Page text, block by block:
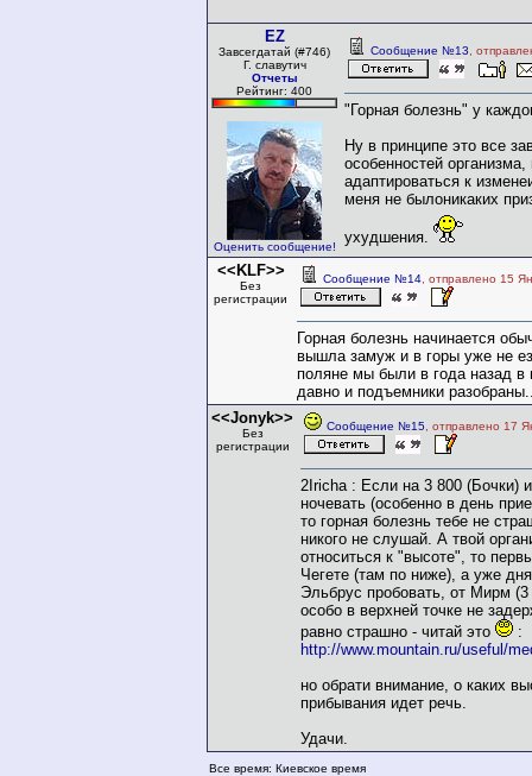
EZ
Завсегдатай (#746)
Г. славутич
Отчеты
Рейтинг: 400
Оценить сообщение!
Сообщение №13 ,
"Горная болезнь" у
Ну в принципе это все
особенностей
адаптироваться к
меня не былоникаких
ухудшения.
<<KLF>>
Без
регистрации
Сообщение №14 , отправлено 15
Горная болезнь начинается
вышла замуж и в горы уже не
поляне мы были в года назад в
давно и подъемники
<<Jonyk>>
Без
регистрации
Сообщение №15 , отправлено 17
2Iricha : Если на 3 800 (Бочки)
ночевать (особенно в день
то горная болезнь тебе не
никого не слушай. А твой
относиться к "высоте", то
Чегете (там по ниже), а уже
Эльбрус пробовать, от Мирм (3
особо в верхней точке не
равно страшно - читай это
:
http://www.mountain.ru/useful/
но обрати внимание, о каких
прибывания идет речь.
Удачи.
Все время: Киевское время